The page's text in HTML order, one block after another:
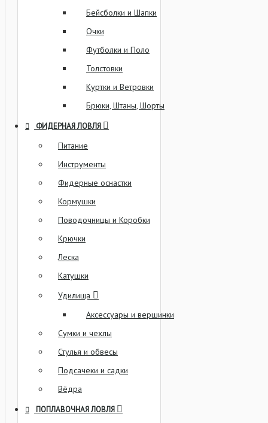
Бейсболки и Шапки
Очки
Футболки и Поло
Толстовки
Куртки и Ветровки
Брюки, Штаны, Шорты
ФИДЕРНАЯ ЛОВЛЯ
Питание
Инструменты
Фидерные оснастки
Кормушки
Поводочницы и Коробки
Крючки
Леска
Катушки
Удилища
Аксессуары и вершинки
Сумки и чехлы
Стулья и обвесы
Подсачеки и садки
Вёдра
ПОПЛАВОЧНАЯ ЛОВЛЯ